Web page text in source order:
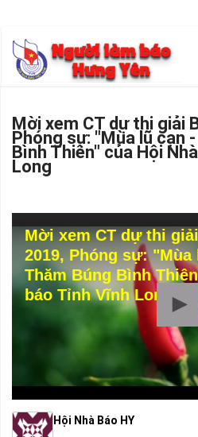
Mời xem CT dự thi giải
Phóng sự: "Mùa lũ cạn
Bình Thiên" của Hội
Long
Mời xem CT dự thi
2019, Phóng sự: "Mùa
Thăm Búng Bình
báo Tỉnh Vĩnh Long
Hội Nhà Báo HY